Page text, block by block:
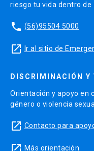
riesgo tu vida dentro de
phone (56)95504 5000
launch Ir al sitio de
DISCRIMINACIÓN Y
Orientación y apoyo en
género o violencia
launch Contacto para
Más orientación